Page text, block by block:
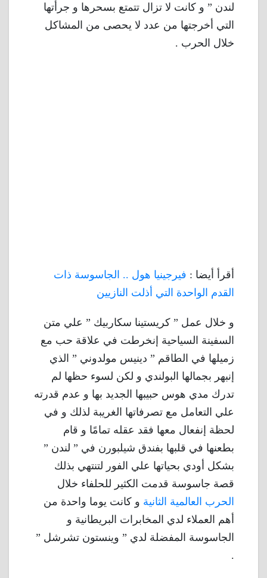
لندن ” و كانت لا تزال تتمتع بسحرها و جرأتها
التي أخرجتها من عدد لا يحصى من المشاكل
خلال الحرب .
أقرأ أيضا : فيرجينيا هول .. الجاسوسة ذات
القدم الواحدة التي أذلت النازيين
و خلال عمل ” كريستينا سكاربيك ” علي متن
السفينة السياحية إنخرطت في علاقة حب مع
زميلها في الطاقم ” دينيس مولدوني ” الذي
إنبهر بجمالها البولندي و لكن لسوء حظها لم
تدرك مدي هوس حبيبها الجديد بها و عدم قدرته
علي التعامل مع تصرفاتها الغريبة لذلك و في
لحظة إنفعال معها فقد عقله تمامًا و قام
بطعنها في قلبها بفندق شيلبورن في ” لندن ”
بشكل أودي بحياتها علي الفور لتنتهي بذلك
قصة جاسوسة قدمت الكثير للحلفاء خلال
الحرب العالمية الثانية و كانت يوما واحدة من
أهم العملاء لدي المخابرات البريطانية و
الجاسوسة المفضلة لدي ” وينستون تشرشل ”
.